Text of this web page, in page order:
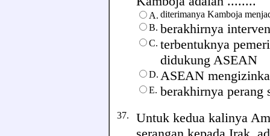
A. diterimanya Kamboja
B. berakhirnya
C. terbentuknya
didukung ASEAN
D. ASEAN
E. berakhirnya perang
37. Untuk kedua kalinya